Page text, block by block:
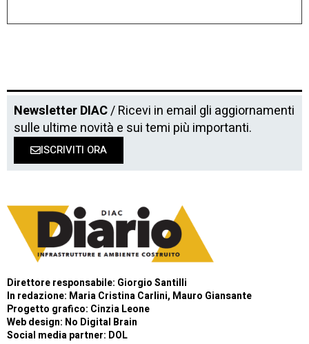
Newsletter DIAC/ Ricevi in email gli aggiornamenti
sulle ultime novità e sui temi più importanti.
ISCRIVITI ORA
Direttore responsabile: Giorgio Santilli
In redazione: Maria Cristina Carlini, Mauro Giansante
Progetto grafico: Cinzia Leone
Web design: No Digital Brain
Social media partner: DOL